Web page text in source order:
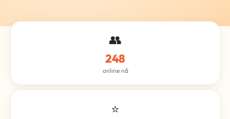
👥
248
online nå
⭐